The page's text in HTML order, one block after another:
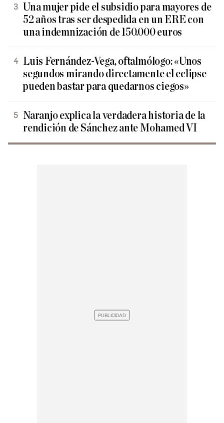
Una mujer pide el subsidio para mayores de
52 años tras ser despedida en un ERE con
una indemnización de 150.000 euros
Luis Fernández-Vega, oftalmólogo: «Unos
segundos mirando directamente el eclipse
pueden bastar para quedarnos ciegos»
Naranjo explica la verdadera historia de la
rendición de Sánchez ante Mohamed VI